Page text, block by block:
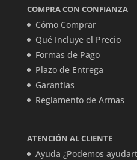
COMPRA CON CONFIANZA
Cómo Comprar
Qué Incluye el Precio
Formas de Pago
Plazo de Entrega
Garantías
Reglamento de Armas
ATENCIÓN AL CLIENTE
Ayuda ¿Podemos